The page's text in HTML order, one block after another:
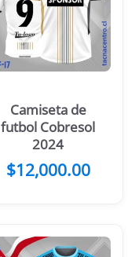
Camiseta de
futbol Cobresol
2024
$12,000.00